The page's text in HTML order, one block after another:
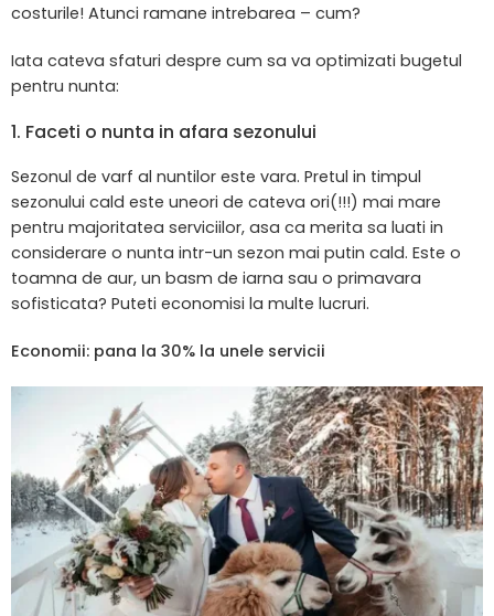
costurile! Atunci ramane intrebarea – cum?
Iata cateva sfaturi despre cum sa va optimizati bugetul
pentru nunta:
1. Faceti o nunta in afara sezonului
Sezonul de varf al nuntilor este vara. Pretul in timpul
sezonului cald este uneori de cateva ori(!!!) mai mare
pentru majoritatea serviciilor, asa ca merita sa luati in
considerare o nunta intr-un sezon mai putin cald. Este o
toamna de aur, un basm de iarna sau o primavara
sofisticata? Puteti economisi la multe lucruri.
Economii: pana la 30% la unele servicii